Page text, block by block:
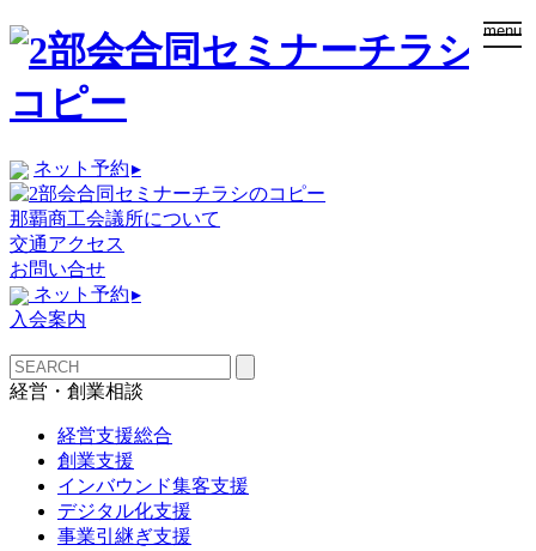
menu
ネット予約▸
那覇商工会議所について
交通アクセス
お問い合せ
ネット予約▸
入会案内
経営・創業相談
経営支援総合
創業支援
インバウンド集客支援
デジタル化支援
事業引継ぎ支援